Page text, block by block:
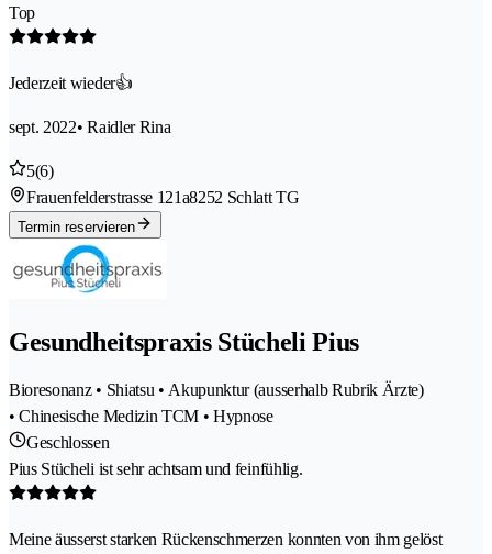
Top
Jederzeit wieder👍
sept. 2022• Raidler Rina
5(6)
Frauenfelderstrasse 121a8252 Schlatt TG
Termin reservieren
Gesundheitspraxis Stücheli Pius
Bioresonanz • Shiatsu • Akupunktur (ausserhalb Rubrik Ärzte)
• Chinesische Medizin TCM • Hypnose
Geschlossen
Pius Stücheli ist sehr achtsam und feinfühlig.
Meine äusserst starken Rückenschmerzen konnten von ihm gelöst